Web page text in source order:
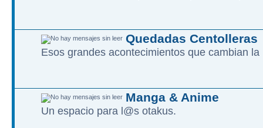
Quedadas Centolleras
Esos grandes acontecimientos que cambian la
Manga & Anime
Un espacio para l@s otakus.